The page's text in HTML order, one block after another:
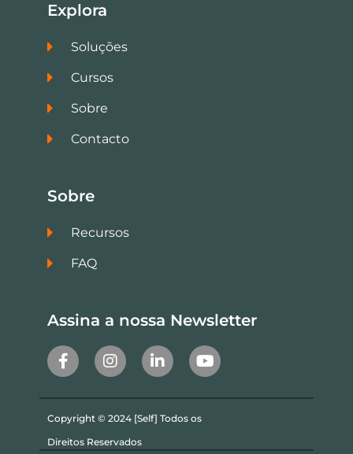
Explora
Soluções
Cursos
Sobre
Contacto
Sobre
Recursos
FAQ
Assina a nossa Newsletter
Copyright © 2024 [Self] Todos os
Direitos Reservados